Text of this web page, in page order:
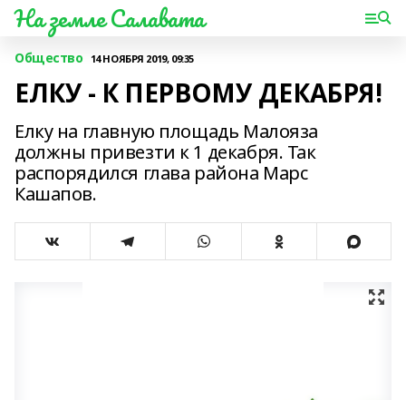
На земле Салавата
Общество 14 НОЯБРЯ 2019, 09:35
ЕЛКУ - К ПЕРВОМУ ДЕКАБРЯ!
Елку на главную площадь Малояза
должны привезти к 1 декабря. Так
распорядился глава района Марс
Кашапов.